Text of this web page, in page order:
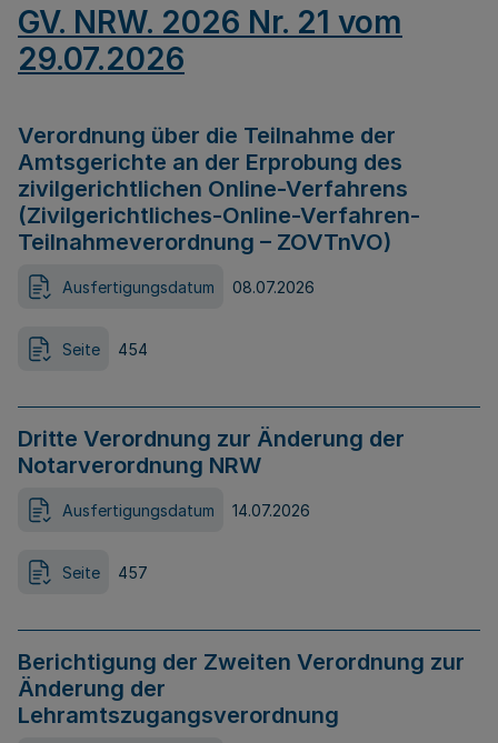
GV. NRW. 2026 Nr. 21 vom
29.07.2026
Verordnung über die Teilnahme der
Amtsgerichte an der Erprobung des
zivilgerichtlichen Online-Verfahrens
(Zivilgerichtliches-Online-Verfahren-
Teilnahmeverordnung – ZOVTnVO)
Ausfertigungsdatum 08.07.2026
Seite 454
Dritte Verordnung zur Änderung der
Notarverordnung NRW
Ausfertigungsdatum 14.07.2026
Seite 457
Berichtigung der Zweiten Verordnung zur
Änderung der
Lehramtszugangsverordnung